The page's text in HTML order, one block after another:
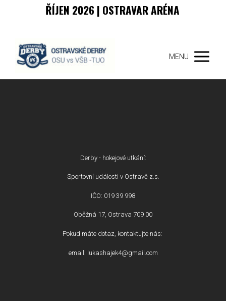
ŘÍJEN 2026 | OSTRAVAR ARÉNA
MENU
Derby - hokejové utkání:
Sportovní události v Ostravě z.s.
IČO: 019 39 998
Oběžná 17, Ostrava 709 00
Pokud máte dotaz, kontaktujte nás:
email: lukashajek4@gmail.com